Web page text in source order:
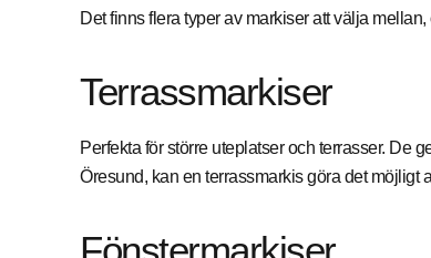
Det finns flera typer av markiser att välja
Terrassmarkiser
Perfekta för större uteplatser och terrasser. De
Öresund, kan en terrassmarkis göra det möjligt